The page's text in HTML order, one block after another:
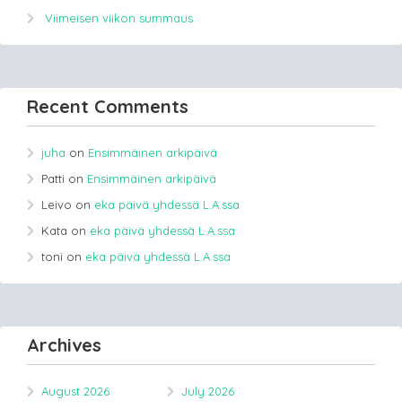
Viimeisen viikon summaus
Recent Comments
juha on Ensimmäinen arkipäivä
Patti on Ensimmäinen arkipäivä
Leivo on eka päivä yhdessä L.A.ssa
Kata on eka päivä yhdessä L.A.ssa
toni on eka päivä yhdessä L.A.ssa
Archives
August 2026
July 2026